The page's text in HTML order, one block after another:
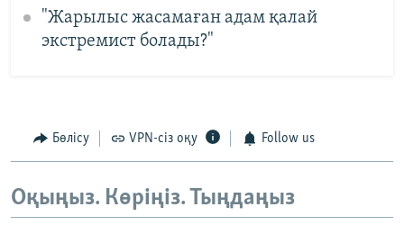
"Жарылыс жасамаған адам қалай
экстремист болады?"
Бөлісу VPN-сіз оқу Follow us
Оқыңыз. Көріңіз. Тыңдаңыз